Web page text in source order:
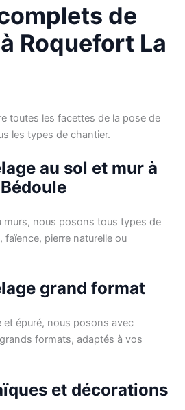
de
Roquefort La
toutes les facettes de la pose de
les types de chantier.
au sol et mur à
murs, nous posons tous types de
faïence, pierre naturelle ou
grand format
et épuré, nous posons avec
formats, adaptés à vos
et décorations